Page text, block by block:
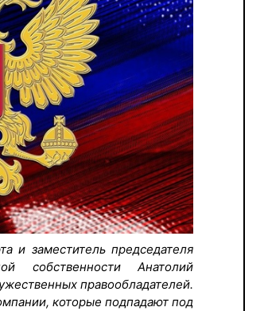
и заместитель председателя
собственности Анатолий
правообладателей.
которые подпадают под